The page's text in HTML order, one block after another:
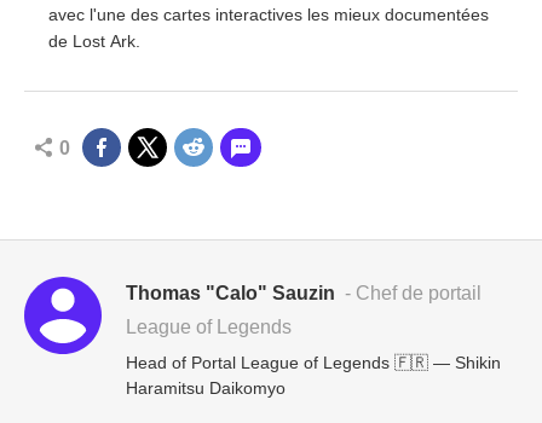
avec l'une des cartes interactives les mieux documentées
de Lost Ark.
0
Thomas "Calo" Sauzin - Chef de portail
League of Legends
Head of Portal League of Legends 🇫🇷 — Shikin
Haramitsu Daikomyo